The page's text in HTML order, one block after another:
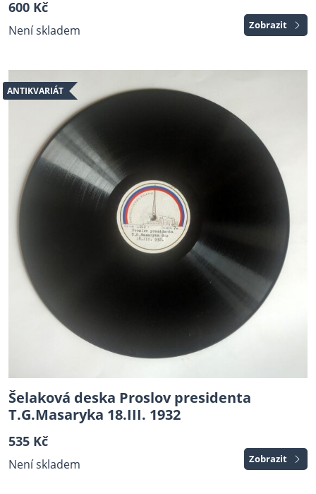
600 Kč
Není skladem Zobrazit
ANTIKVARIÁT
Šelaková deska Proslov presidenta
T.G.Masaryka 18.III. 1932
535 Kč
Není skladem Zobrazit